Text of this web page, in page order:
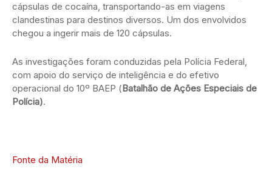
cápsulas de cocaína, transportando-as em viagens
clandestinas para destinos diversos. Um dos envolvidos
chegou a ingerir mais de 120 cápsulas.
As investigações foram conduzidas pela Polícia Federal,
com apoio do serviço de inteligência e do efetivo
operacional do 10º BAEP (Batalhão de Ações Especiais de
Polícia).
Fonte da Matéria